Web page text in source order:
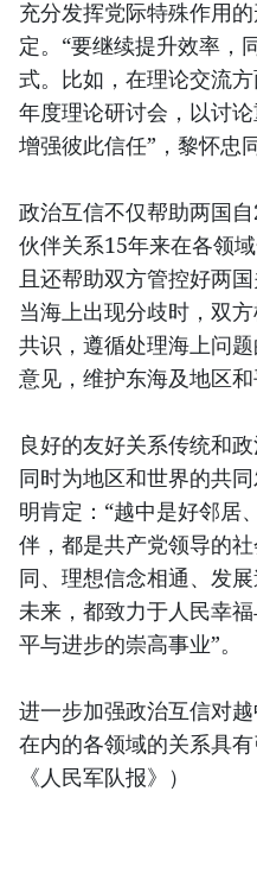
充分发挥党际特殊作用
定。“要继续提升效率，
式。比如，在理论交流
年度理论研讨会，以讨
增强彼此信任”，黎怀忠
政治互信不仅帮助两国
伙伴关系15年来在各领
且还帮助双方管控好两
当海上出现分歧时，双
共识，遵循处理海上问
意见，维护东海及地区和
良好的友好关系传统和
同时为地区和世界的共
明肯定：“越中是好邻居
伴，都是共产党领导的
同、理想信念相通、发
未来，都致力于人民幸
平与进步的崇高事业”。
进一步加强政治互信对
在内的各领域的关系具
《人民军队报》）